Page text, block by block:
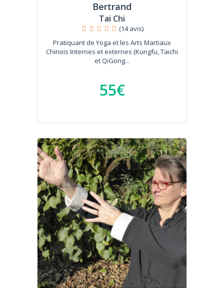
Bertrand
Tai Chi
(14 avis)
Pratiquant de Yoga et les Arts Martiaux
Chinois Internes et externes (Kungfu, Taichi
et QiGong...
55€